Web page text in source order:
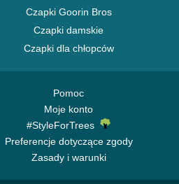
Czapki Goorin Bros
Czapki damskie
Czapki dla chłopców
Pomoc
Moje konto
#StyleForTrees
Preferencje dotyczące zgody
Zasady i warunki